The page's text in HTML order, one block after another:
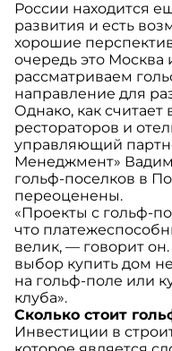
России находится
развития и есть
хорошие
очередь это Москва
рассматриваем
направление для
Однако, как
рестораторов и
управляющий
Менеджмент»
гольф-поселков в
переоценены.
«Проекты с гольф-
что
велик, — говорит
выбор купить дом
на гольф-поле или
клуба».
Сколько стоит
Инвестиции в